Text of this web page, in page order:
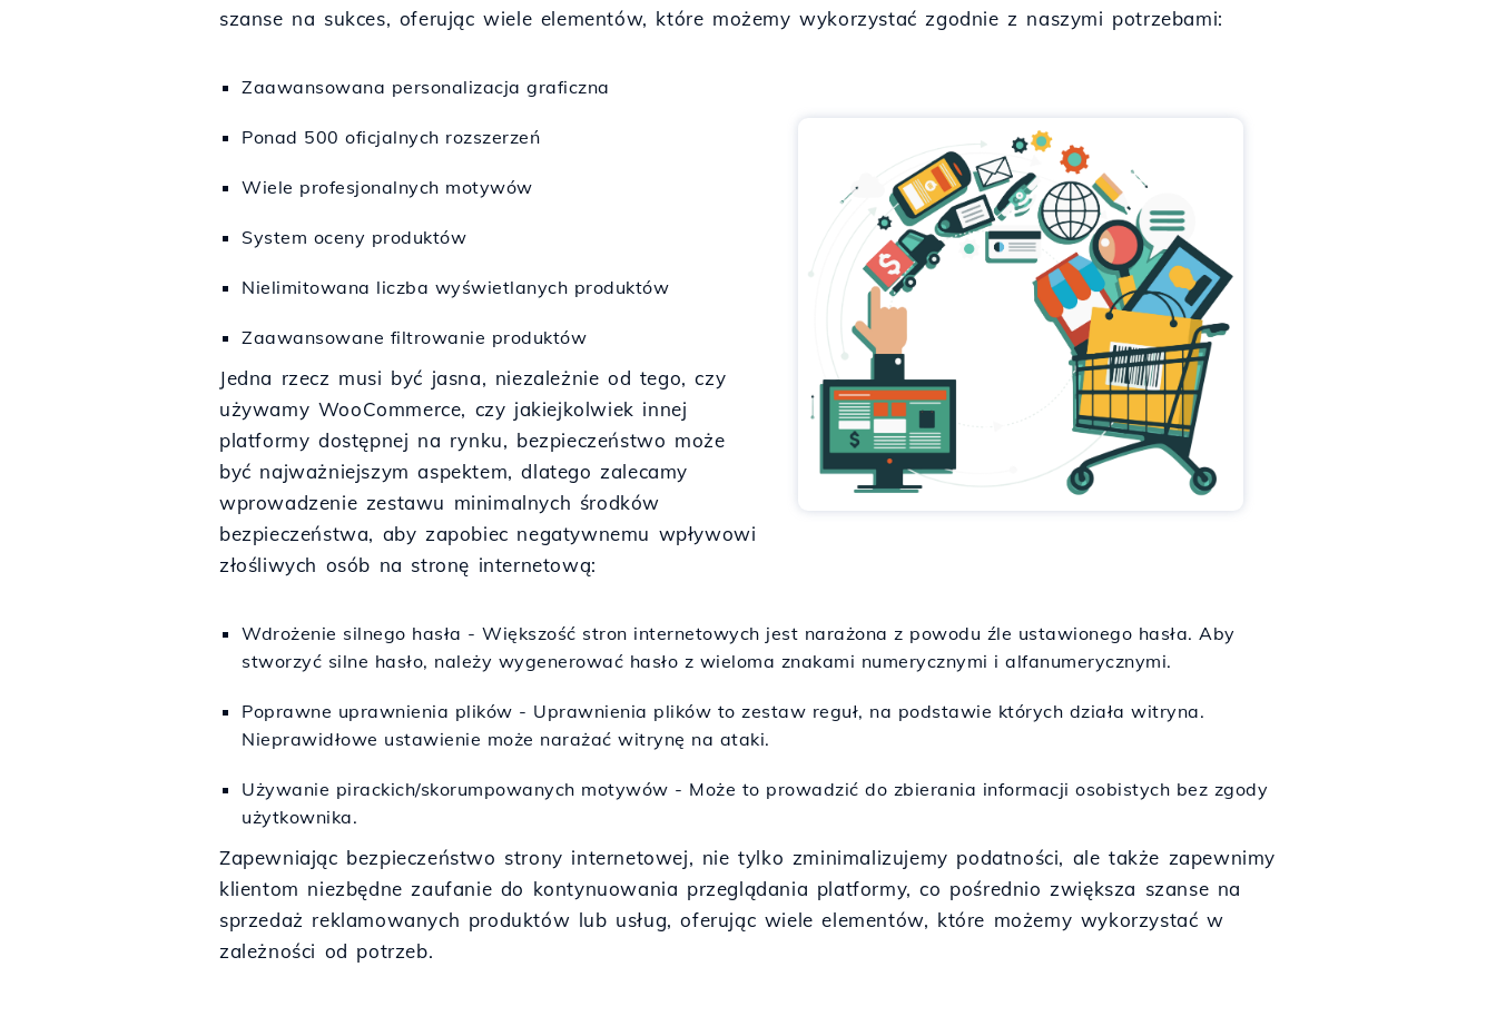
szanse na sukces, oferując wiele elementów, które możemy wykorzystać zgodnie z naszymi potrzebami:
Zaawansowana personalizacja graficzna
Ponad 500 oficjalnych rozszerzeń
Wiele profesjonalnych motywów
System oceny produktów
Nielimitowana liczba wyświetlanych produktów
Zaawansowane filtrowanie produktów
Jedna rzecz musi być jasna, niezależnie od tego, czy
używamy WooCommerce, czy jakiejkolwiek innej
platformy dostępnej na rynku, bezpieczeństwo może
być najważniejszym aspektem, dlatego zalecamy
wprowadzenie zestawu minimalnych środków
bezpieczeństwa, aby zapobiec negatywnemu wpływowi
złośliwych osób na stronę internetową:
Wdrożenie silnego hasła - Większość stron internetowych jest narażona z powodu źle ustawionego hasła. Aby
stworzyć silne hasło, należy wygenerować hasło z wieloma znakami numerycznymi i alfanumerycznymi.
Poprawne uprawnienia plików - Uprawnienia plików to zestaw reguł, na podstawie których działa witryna.
Nieprawidłowe ustawienie może narażać witrynę na ataki.
Używanie pirackich/skorumpowanych motywów - Może to prowadzić do zbierania informacji osobistych bez zgody
użytkownika.
Zapewniając bezpieczeństwo strony internetowej, nie tylko zminimalizujemy podatności, ale także zapewnimy
klientom niezbędne zaufanie do kontynuowania przeglądania platformy, co pośrednio zwiększa szanse na
sprzedaż reklamowanych produktów lub usług, oferując wiele elementów, które możemy wykorzystać w
zależności od potrzeb.